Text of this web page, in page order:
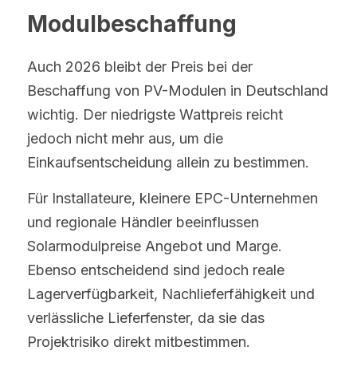
Modulbeschaffung
Auch 2026 bleibt der Preis bei der
Beschaffung von PV-Modulen in Deutschland
wichtig. Der niedrigste Wattpreis reicht
jedoch nicht mehr aus, um die
Einkaufsentscheidung allein zu bestimmen.
Für Installateure, kleinere EPC-Unternehmen
und regionale Händler beeinflussen
Solarmodulpreise Angebot und Marge.
Ebenso entscheidend sind jedoch reale
Lagerverfügbarkeit, Nachlieferfähigkeit und
verlässliche Lieferfenster, da sie das
Projektrisiko direkt mitbestimmen.